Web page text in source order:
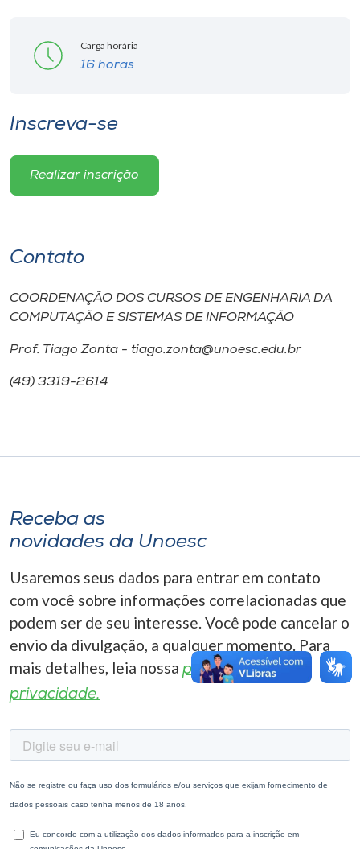
Carga horária
16 horas
Inscreva-se
Realizar inscrição
Contato
COORDENAÇÃO DOS CURSOS DE ENGENHARIA DA
COMPUTAÇÃO E SISTEMAS DE INFORMAÇÃO
Prof. Tiago Zonta - tiago.zonta@unoesc.edu.br
(49) 3319-2614
Receba as
novidades da Unoesc
Usaremos seus dados para entrar em contato
com você sobre informações correlacionadas que
podem ser de seu interesse. Você pode cancelar o
envio da divulgação, a qualquer momento. Para
mais detalhes, leia nossa política de
privacidade.